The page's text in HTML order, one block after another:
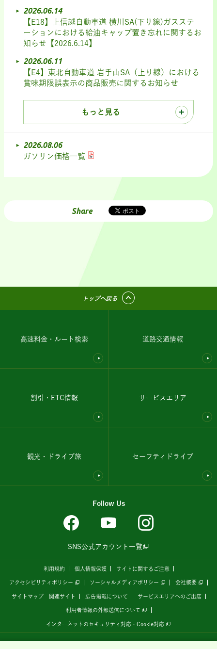
2026.06.14
【E18】上信越自動車道 横川SA(下り線)ガスステ
ーションにおける給油キャップ置き忘れに関するお
知らせ【2026.6.14】
2026.06.11
【E4】東北自動車道 岩手山SA（上り線）における
賞味期限誤表示の商品販売に関するお知らせ
もっと見る
2026.08.06
ガソリン価格一覧
Share
トップへ戻る
高速料金・ルート検索 道路交通情報
割引・ETC情報 サービスエリア
観光・ドライブ旅 セーフティドライブ
Follow Us
SNS公式アカウント一覧
利用規約 個人情報保護 サイトに関するご注意
アクセシビリティポリシー ソーシャルメディアポリシー 会社概要
サイトマップ 関連サイト 広告掲載について サービスエリアへのご出店
利用者情報の外部送信について
インターネットのセキュリティ対応・Cookie対応